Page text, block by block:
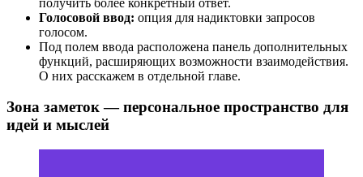
Голосовой ввод: опция для надиктовки запросов
голосом.
Под полем ввода расположена панель дополнительных
функций, расширяющих возможности взаимодействия.
О них расскажем в отдельной главе.
Зона заметок — персональное пространство для
идей и мыслей